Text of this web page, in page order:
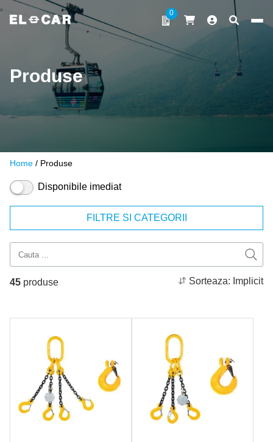
Sari la conținut
0
Produse
Home / Produse
Disponibile imediat
FILTRE SI CATEGORII
45 produse Sorteaza: Implicit